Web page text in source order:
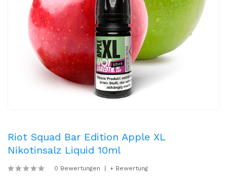
Riot Squad Bar Edition Apple XL
Nikotinsalz Liquid 10ml
0 Bewertungen + Bewertung